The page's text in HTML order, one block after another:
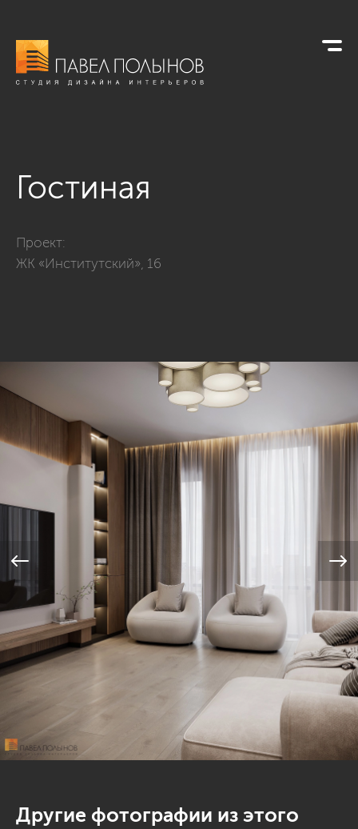
Гостиная
Проект:
ЖК «Институтский», 16
Другие фотографии из этого